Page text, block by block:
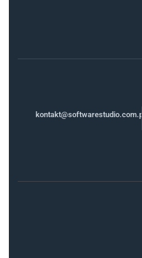
kontakt@softwarestudio.com.pl